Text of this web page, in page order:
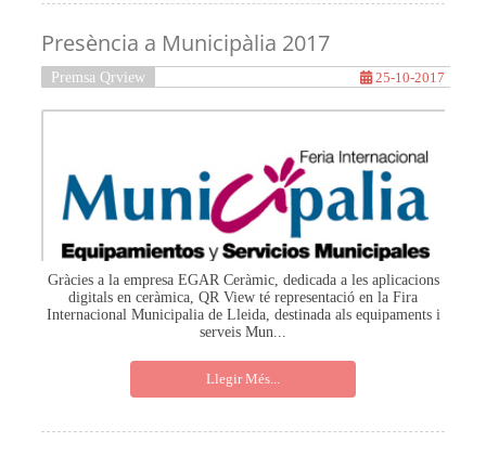
Presència a Municipàlia 2017
Premsa Qrview 25-10-2017
Gràcies a la empresa EGAR Ceràmic, dedicada a les aplicacions
digitals en ceràmica, QR View té representació en la Fira
Internacional Municipalia de Lleida, destinada als equipaments i
serveis Mun...
Llegir Més...